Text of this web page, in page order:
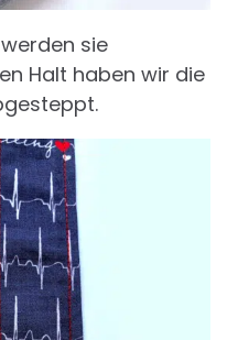
sie
Halt haben wir die